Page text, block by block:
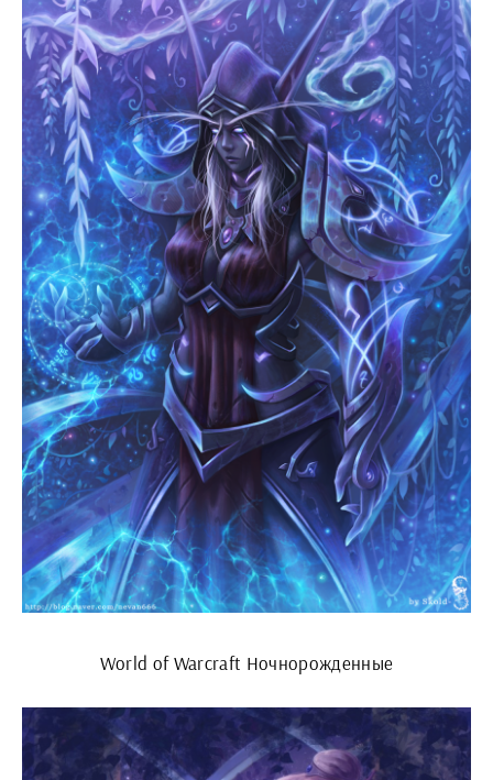
World of Warcraft Ночнорожденные